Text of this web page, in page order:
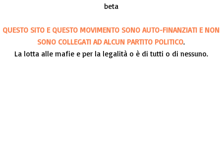
beta
QUESTO SITO E QUESTO MOVIMENTO SONO AUTO-FINANZIATI E NON
SONO COLLEGATI AD ALCUN PARTITO POLITICO.
La lotta alle mafie e per la legalità o è di tutti o di nessuno.